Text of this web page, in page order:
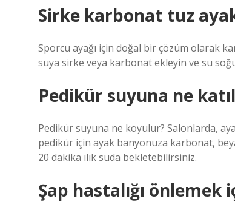
Sirke karbonat tuz
Sporcu ayağı için doğal bir çözüm olarak
suya sirke veya karbonat ekleyin ve su
Pedikür suyuna ne
Pedikür suyuna ne koyulur? Salonlarda,
pedikür için ayak banyonuza karbonat,
20 dakika ılık suda bekletebilirsiniz.
Şap hastalığı önlemek